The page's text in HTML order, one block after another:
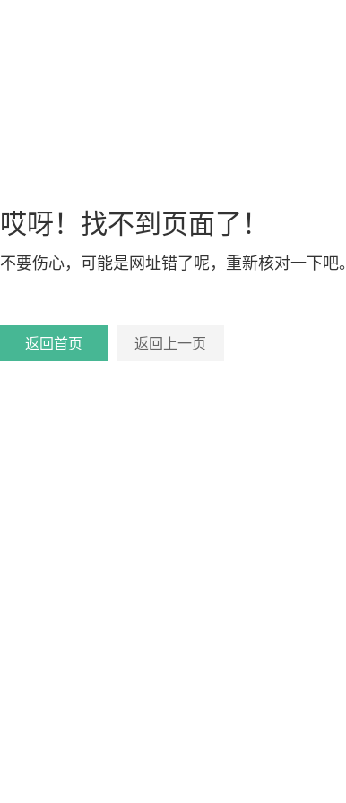
哎呀！找不到页面了！
不要伤心，可能是网址错了呢，重新核对一下吧。
返回首页 返回上一页